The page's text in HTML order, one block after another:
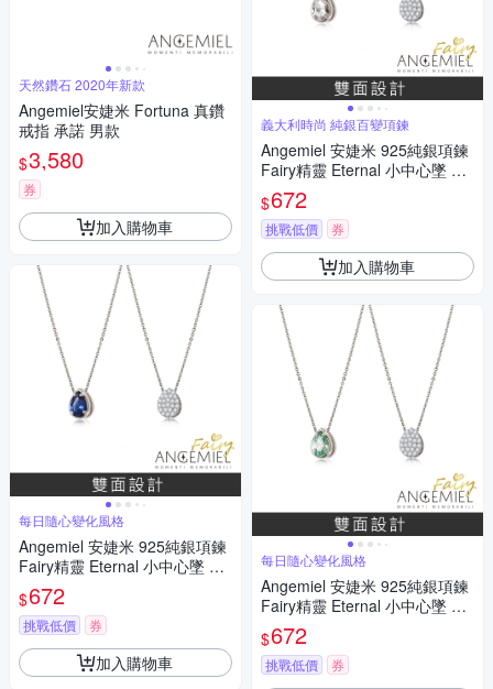
天然鑽石 2020年新款
Angemiel安婕米 Fortuna 真鑽
戒指 承諾 男款
$3,580
券
加入購物車
每日隨心變化風格
Angemiel 安婕米 925純銀項鍊
Fairy精靈 Eternal 小中心墜 藍
鑽滿鑽
$672
挑戰低價 券
加入購物車
義大利時尚 純銀百變項鍊
Angemiel 安婕米 925純銀項鍊
Fairy精靈 Eternal 小中心墜 白
鑽滿鑽
$672
挑戰低價 券
加入購物車
每日隨心變化風格
Angemiel 安婕米 925純銀項鍊
Fairy精靈 Eternal 小中心墜 綠
鑽滿鑽
$672
挑戰低價 券